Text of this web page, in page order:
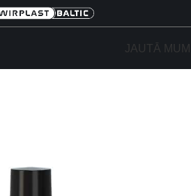
JAUTĀ